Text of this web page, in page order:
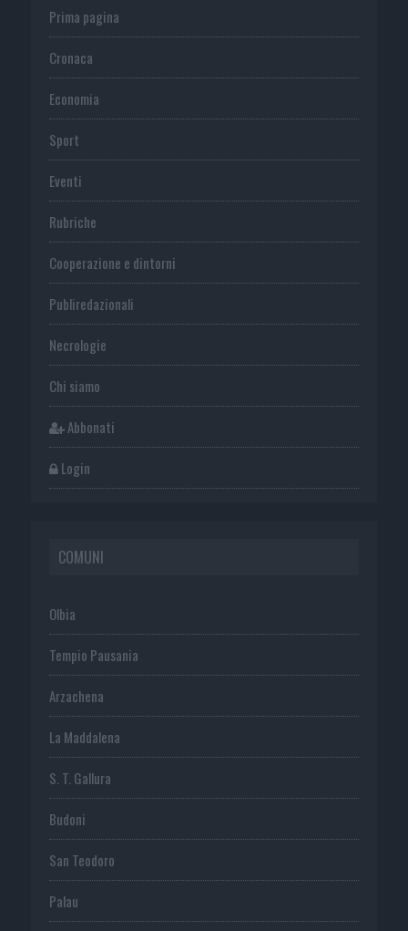
Prima pagina
Cronaca
Economia
Sport
Eventi
Rubriche
Cooperazione e dintorni
Publiredazionali
Necrologie
Chi siamo
Abbonati
Login
COMUNI
Olbia
Tempio Pausania
Arzachena
La Maddalena
S. T. Gallura
Budoni
San Teodoro
Palau